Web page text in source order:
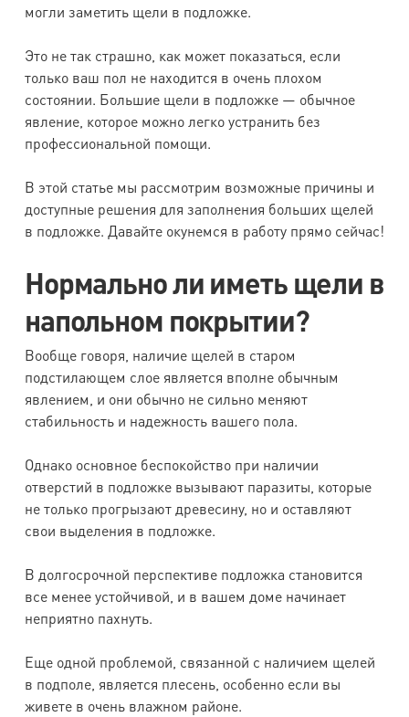
могли заметить щели в подложке.
Это не так страшно, как может показаться, если
только ваш пол не находится в очень плохом
состоянии. Большие щели в подложке — обычное
явление, которое можно легко устранить без
профессиональной помощи.
В этой статье мы рассмотрим возможные причины и
доступные решения для заполнения больших щелей
в подложке. Давайте окунемся в работу прямо сейчас!
Нормально ли иметь щели в
напольном покрытии?
Вообще говоря, наличие щелей в старом
подстилающем слое является вполне обычным
явлением, и они обычно не сильно меняют
стабильность и надежность вашего пола.
Однако основное беспокойство при наличии
отверстий в подложке вызывают паразиты, которые
не только прогрызают древесину, но и оставляют
свои выделения в подложке.
В долгосрочной перспективе подложка становится
все менее устойчивой, и в вашем доме начинает
неприятно пахнуть.
Еще одной проблемой, связанной с наличием щелей
в подполе, является плесень, особенно если вы
живете в очень влажном районе.